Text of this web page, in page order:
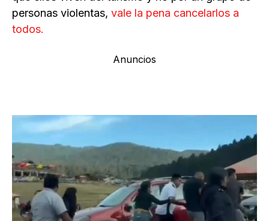
personas violentas, vale la pena cancelarlos a
todos.
Anuncios